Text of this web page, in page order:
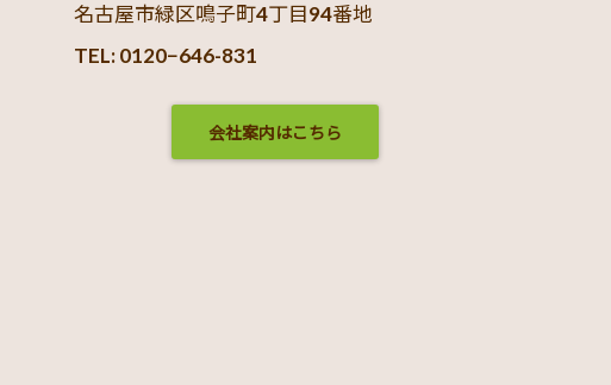
名古屋市緑区鳴子町4丁目94番地
TEL: 0120−646-831
会社案内はこちら